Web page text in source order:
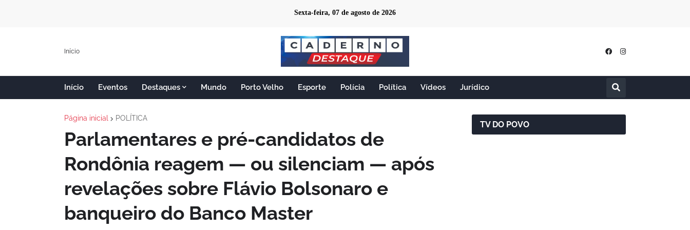
Sexta-feira, 07 de agosto de 2026
Início
Início Eventos Destaques Mundo Porto Velho Esporte Polícia Política Vídeos Jurídico
Página inicial POLÍTICA
Parlamentares e pré-candidatos de
Rondônia reagem — ou silenciam — após
revelações sobre Flávio Bolsonaro e
banqueiro do Banco Master
TV DO POVO